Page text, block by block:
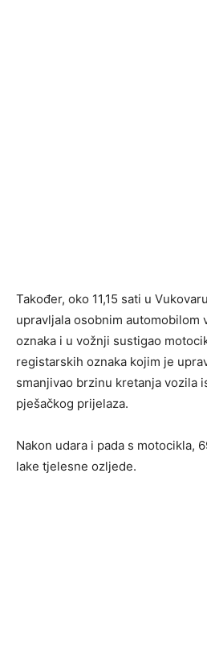
Također, oko 11,15 sati u
upravljala osobnim automobilom
oznaka i u vožnji sustigao
registarskih oznaka kojim je
smanjivao brzinu kretanja vozila
pješačkog prijelaza.
Nakon udara i pada s motocikla,
lake tjelesne ozljede.